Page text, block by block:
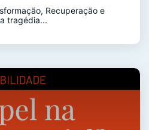
Recuperação e
tragédia...